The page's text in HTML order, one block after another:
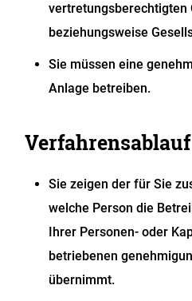
vertretungsberechtigten
beziehungsweise
Sie müssen eine
Anlage betreiben.
Verfahrensablauf
Sie zeigen der für Sie
welche Person die
Ihrer Personen- oder
betriebenen
übernimmt.